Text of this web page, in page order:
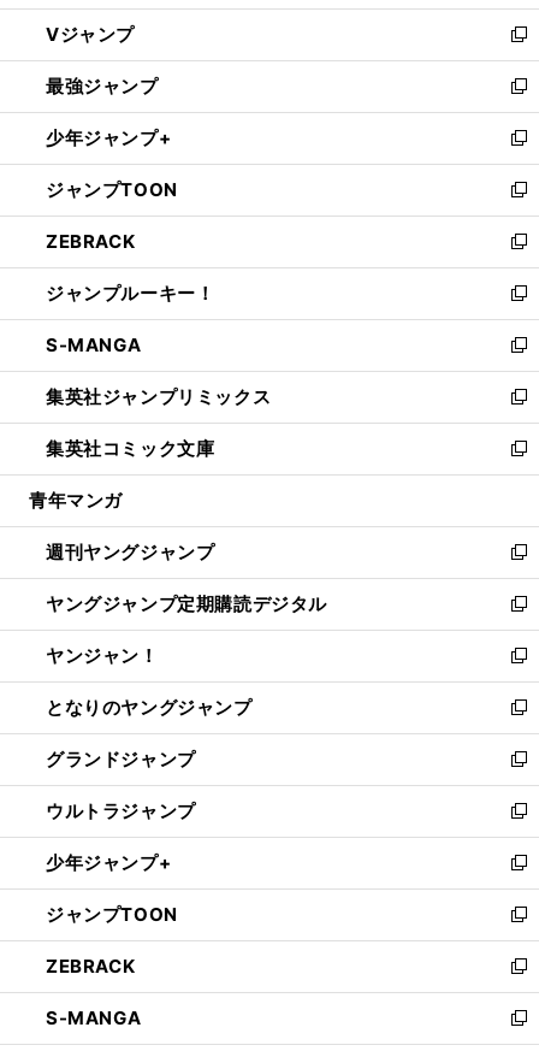
ウ
ィ
ン
ド
ウ
で
開
く
し
い
ウ
ィ
ン
ド
ウ
で
開
く
Vジャンプ
新
し
い
ウ
ィ
ン
ド
ウ
で
開
く
最強ジャンプ
新
し
い
ウ
ィ
ン
ド
ウ
で
開
く
少年ジャンプ+
新
し
い
ウ
ィ
ン
ド
ウ
で
開
く
ジャンプTOON
新
し
い
ウ
ィ
ン
ド
ウ
で
開
く
ZEBRACK
新
し
い
ウ
ィ
ン
ド
ウ
で
開
ジャンプルーキー！
新
し
い
ウ
ィ
ン
ド
ウ
開
く
S-MANGA
新
し
い
ウ
ィ
ン
ウ
で
開
く
集英社ジャンプリミックス
新
し
い
ウ
ン
ド
ウ
で
開
く
集英社コミック文庫
新
し
ウ
ィ
ン
ド
ウ
で
開
く
青年マンガ
週刊ヤングジャンプ
新
し
い
ウ
ィ
ン
ド
ウ
で
開
く
ヤングジャンプ定期購読デジタル
新
し
い
ウ
ィ
ン
ド
ウ
で
開
く
ヤンジャン！
新
し
い
ウ
ィ
ン
ド
ウ
で
開
く
となりのヤングジャンプ
新
し
い
ウ
ィ
ン
ド
ウ
で
開
く
グランドジャンプ
新
し
い
ウ
ィ
ン
ド
ウ
で
開
く
ウルトラジャンプ
新
し
い
ウ
ィ
ン
ド
ウ
で
開
少年ジャンプ+
新
し
い
ウ
ィ
ン
ド
ウ
ジャンプTOON
新
し
い
ウ
ィ
ン
ZEBRACK
新
し
い
S-MANGA
新